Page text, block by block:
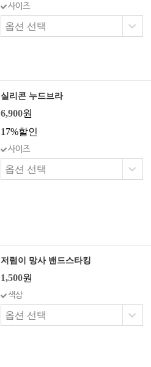
사이즈
실리콘 누드브라
6,900원
17%할인
사이즈
저렴이 망사 밴드스타킹
1,500원
색상